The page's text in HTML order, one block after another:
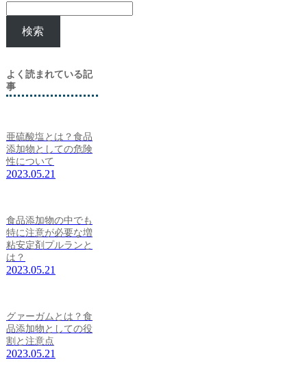
検索
よく読まれている記
事
亜硫酸塩とは？食品
添加物としての危険
性について
2023.05.21
食品添加物の中でも
特に注意が必要な増
粘安定剤プルランと
は？
2023.05.21
グァーガムとは？食
品添加物としての役
割と注意点
2023.05.21